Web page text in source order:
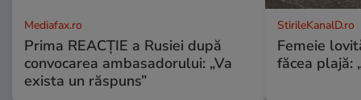
Mediafax.ro
Prima REACȚIE a Rusiei după
convocarea ambasadorului: „Va
exista un răspuns”
StirileKanalD.ro
Femeie
făcea plajă: